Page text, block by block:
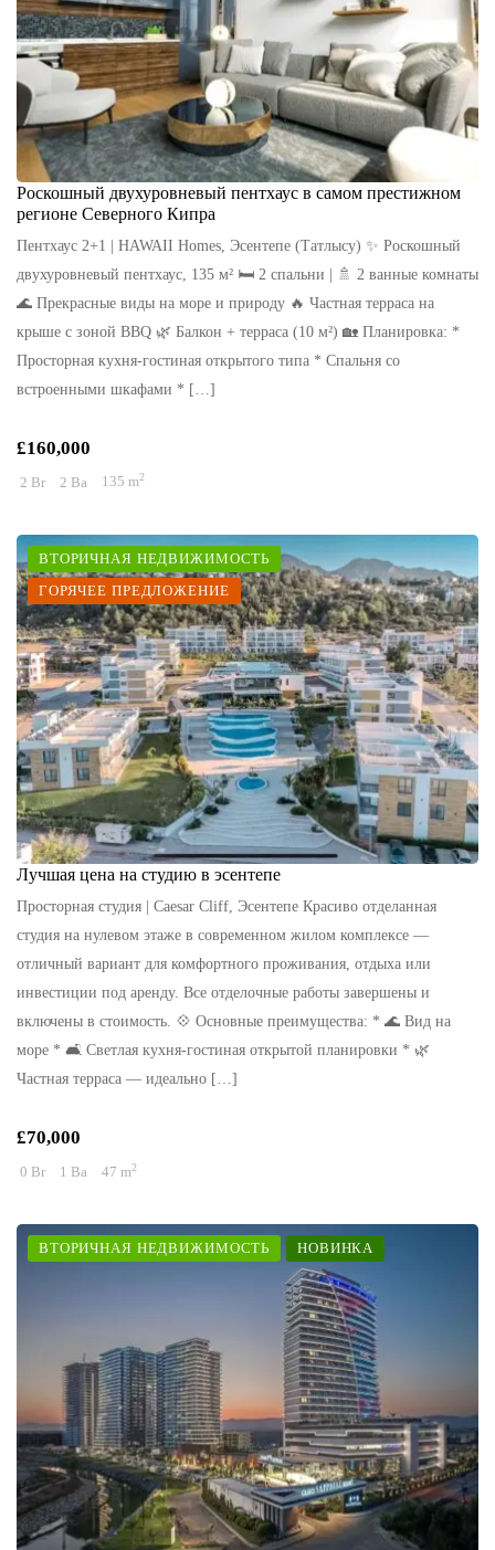
Роскошный двухуровневый пентхаус в самом престижном
регионе Северного Кипра
Пентхаус 2+1 | HAWAII Homes, Эсентепе (Татлысу) ✨ Роскошный
двухуровневый пентхаус, 135 м² 🛏 2 спальни | 🚿 2 ванные комнаты
🌊 Прекрасные виды на море и природу 🔥 Частная терраса на
крыше с зоной BBQ 🌿 Балкон + терраса (10 м²) 🏡 Планировка: *
Просторная кухня-гостиная открытого типа * Спальня со
встроенными шкафами * […]
£160,000
2 Br 2 Ba 135 m2
ВТОРИЧНАЯ НЕДВИЖИМОСТЬ
ГОРЯЧЕЕ ПРЕДЛОЖЕНИЕ
Лучшая цена на студию в эсентепе
Просторная студия | Caesar Cliff, Эсентепе Красиво отделанная
студия на нулевом этаже в современном жилом комплексе —
отличный вариант для комфортного проживания, отдыха или
инвестиции под аренду. Все отделочные работы завершены и
включены в стоимость. 💠 Основные преимущества: * 🌊 Вид на
море * 🛋 Светлая кухня-гостиная открытой планировки * 🌿
Частная терраса — идеально […]
£70,000
0 Br 1 Ba 47 m2
ВТОРИЧНАЯ НЕДВИЖИМОСТЬ НОВИНКА